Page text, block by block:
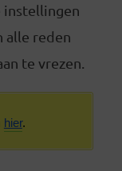
instellingen
alle reden
te vrezen.
hier.